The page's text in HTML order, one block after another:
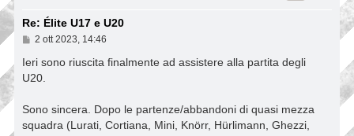
Re: Élite U17 e U20
M
s
a
i
o
2 ott 2023, 14:46
Ieri sono riuscita finalmente ad assistere alla partita degli
U20.
Sono sincera. Dopo le partenze/abbandoni di quasi mezza
squadra (Lurati, Cortiana, Mini, Knörr, Hürlimann, Ghezzi,